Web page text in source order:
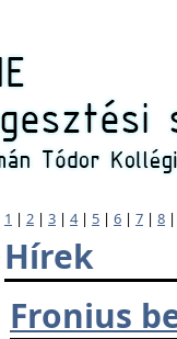
1 | 2 | 3 | 4| 5 | 6 | 7 | 8
Hírek
Fronius